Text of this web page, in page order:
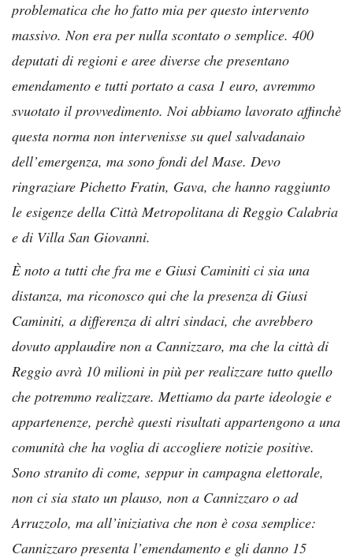
problematica che ho fatto mia per questo intervento
massivo. Non era per nulla scontato o semplice. 400
deputati di regioni e aree diverse che presentano
emendamento e tutti portato a casa 1 euro, avremmo
svuotato il provvedimento. Noi abbiamo lavorato affinchè
questa norma non intervenisse su quel salvadanaio
dell’emergenza, ma sono fondi del Mase. Devo
ringraziare Pichetto Fratin, Gava, che hanno raggiunto
le esigenze della Città Metropolitana di Reggio Calabria
e di Villa San Giovanni.
È noto a tutti che fra me e Giusi Caminiti ci sia una
distanza, ma riconosco qui che la presenza di Giusi
Caminiti, a differenza di altri sindaci, che avrebbero
dovuto applaudire non a Cannizzaro, ma che la città di
Reggio avrà 10 milioni in più per realizzare tutto quello
che potremmo realizzare. Mettiamo da parte ideologie e
appartenenze, perchè questi risultati appartengono a una
comunità che ha voglia di accogliere notizie positive.
Sono stranito di come, seppur in campagna elettorale,
non ci sia stato un plauso, non a Cannizzaro o ad
Arruzzolo, ma all’iniziativa che non è cosa semplice:
Cannizzaro presenta l’emendamento e gli danno 15